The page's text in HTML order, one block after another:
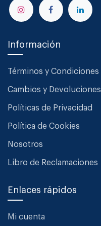
Información
Términos y Condiciones
Cambios y Devoluciones
Políticas de Privacidad
Política de Cookies
Nosotros
Libro de Reclamaciones
Enlaces rápidos
Mi cuenta